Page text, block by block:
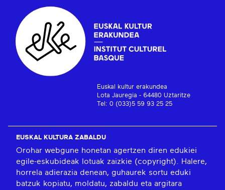
Euskal kultur erakundea
Lota Jauregia - 64480 Uztaritze
Tel: 0 (033)5 59 93 25 25
EUSKAL KULTURA ZABALDU
Orohar webgune honetan agertzen diren edukiei
egile-eskubideak lotuak zaizkie (copyright). Halere,
horrela adierazia denean, guhaurek sortu eduki
batzuk kopiatu, moldatu, zabaldu eta argitara